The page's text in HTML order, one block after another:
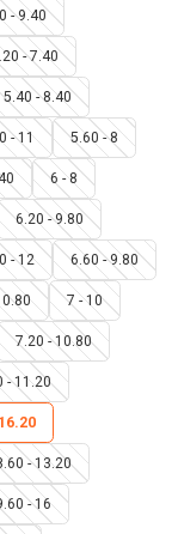
- 9.40
- 7.40
5.40 - 8.40
- 11 5.60 - 8
6 - 8
6.20 - 9.80
- 12 6.60 - 9.80
7 - 10
7.20 - 10.80
- 11.20
- 13.20
- 16